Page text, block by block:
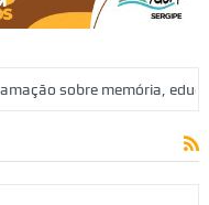
e patrimônio Adasfa